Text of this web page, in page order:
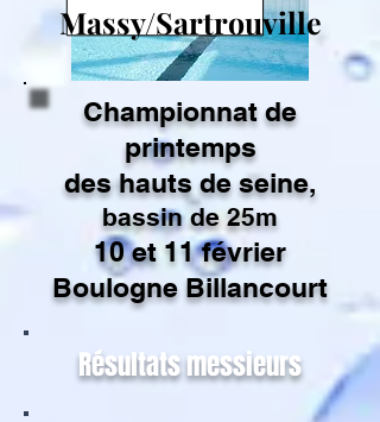
Massy/Sartrouville
Championnat de
printemps
des hauts de seine,
bassin de 25m
10 et 11février
Boulogne Billancourt
Résultats messieurs